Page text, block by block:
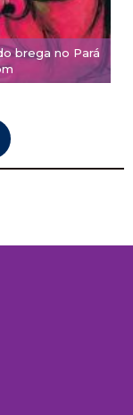
brega no Pará